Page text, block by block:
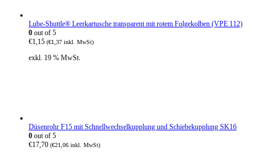
Lube-Shuttle® Leerkartusche transparent mit rotem Folgekolben (VPE 112)
0 out of 5
€1,15 (€1,37 inkl. MwSt)
exkl. 19 % MwSt.
Düsenrohr F15 mit Schnellwechselkupplung und Schiebekupplung SK16
0 out of 5
€17,70 (€21,06 inkl. MwSt)